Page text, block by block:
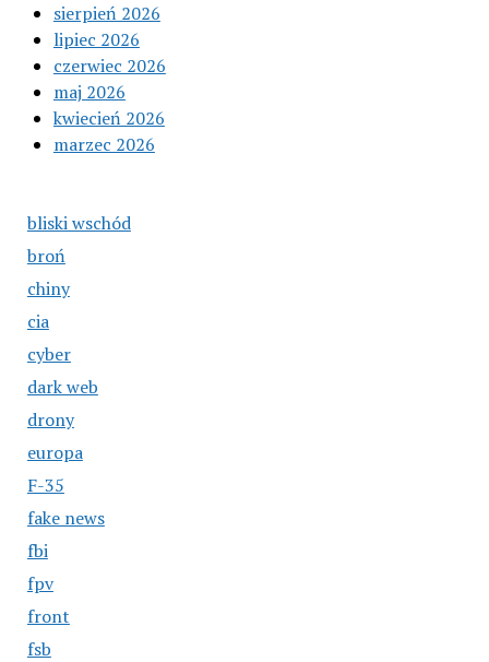
sierpień 2026
lipiec 2026
czerwiec 2026
maj 2026
kwiecień 2026
marzec 2026
bliski wschód
broń
chiny
cia
cyber
dark web
drony
europa
F-35
fake news
fbi
fpv
front
fsb